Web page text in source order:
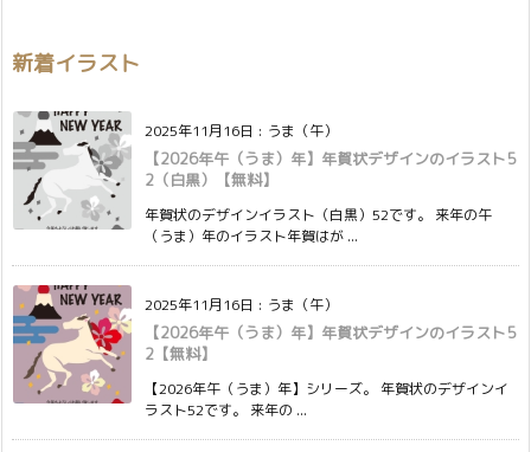
新着イラスト
2025年11月16日 : うま（午）
【2026年午（うま）年】年賀状デザインのイラスト5
2（白黒）【無料】
年賀状のデザインイラスト（白黒）52です。 来年の午
（うま）年のイラスト年賀はが ...
2025年11月16日 : うま（午）
【2026年午（うま）年】年賀状デザインのイラスト5
2【無料】
【2026年午（うま）年】シリーズ。 年賀状のデザインイ
ラスト52です。 来年の ...